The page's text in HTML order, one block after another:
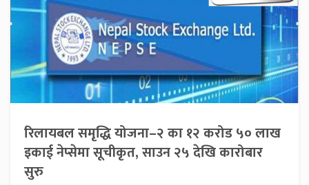
रिलायबल समृद्धि योजना–२ का १२ करोड ५० लाख
इकाई नेप्सेमा सूचीकृत, साउन २५ देखि कारोबार
सुरु